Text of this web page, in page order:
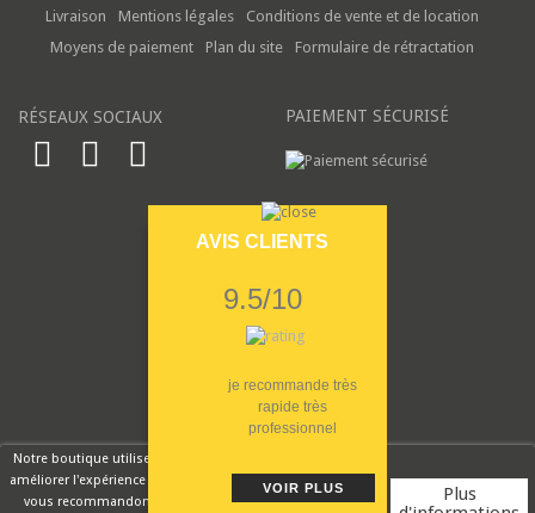
Notre boutique utilise des cookies pour
améliorer l'expérience utilisateur et nous
vous recommandons d'accepter leur
Plus
Livraison Mentions légales
Conditions de vente et de location
Moyens de paiement
Plan du site Formulaire de rétractation
RÉSEAUX SOCIAUX PAIEMENT SÉCURISÉ
AVIS CLIENTS
9.5/10
je recommande très
rapide très
professionnel
VOIR PLUS